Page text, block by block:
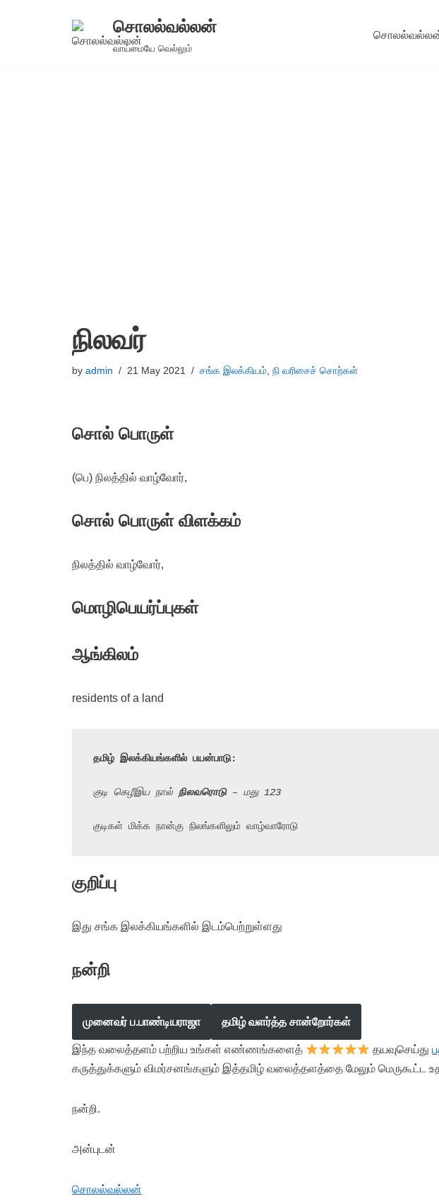
சொலல்வல்லன்
வாய்மையே வெல்லும்
நிலவர்
by admin 21 May 2021 சங்க இலக்கியம் நி வரிசைச் சொற்கள்
சொல் பொருள்
(பெ) நிலத்தில் வாழ்வோர்,
சொல் பொருள் விளக்கம்
நிலத்தில் வாழ்வோர்,
மொழிபெயர்ப்புகள்
ஆங்கிலம்
residents of a land
தமிழ் இலக்கியங்களில் பயன்பாடு:
குடி கெழீஇய நால் நிலவரொடு – மது 123
குடிகள் மிக்க நான்கு நிலங்களிலும் வாழ்வாரோடு
குறிப்பு
இது சங்க இலக்கியங்களில் இடம்பெற்றுள்ளது
நன்றி
முனைவர் ப.பாண்டியராஜா தமிழ் வளர்த்த சான்றோர்கள்
இந்த வலைத்தளம் பற்றிய உங்கள் எண்ணங்களைத் தயவுசெய்து
கருத்துக்களும் விமர்சனங்களும் இத்தமிழ் வலைத்தளத்தை மேலும் மெருகூட்ட
நன்றி.
அன்புடன்
சொலல்வல்லன்